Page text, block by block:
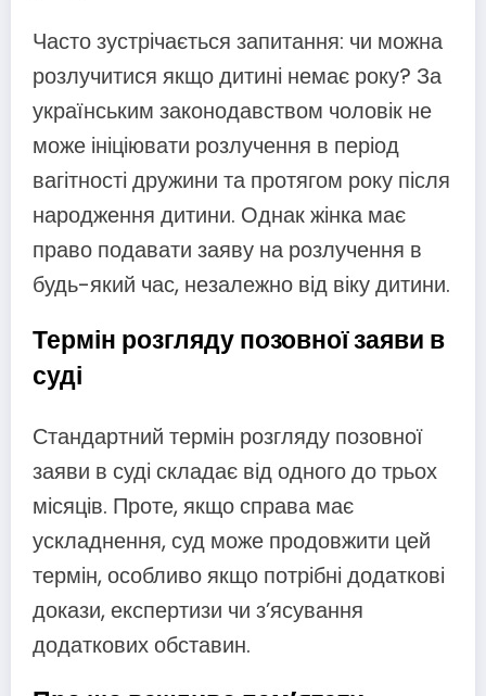
Часто зустрічається запитання: чи можна
розлучитися якщо дитині немає року? За
українським законодавством чоловік не
може ініціювати розлучення в період
вагітності дружини та протягом року після
народження дитини. Однак жінка має
право подавати заяву на розлучення в
будь-який час, незалежно від віку дитини.
Термін розгляду позовної заяви в
суді
Стандартний термін розгляду позовної
заяви в суді складає від одного до трьох
місяців. Проте, якщо справа має
ускладнення, суд може продовжити цей
термін, особливо якщо потрібні додаткові
докази, експертизи чи з’ясування
додаткових обставин.